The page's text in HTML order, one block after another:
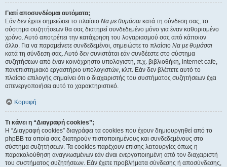
Γιατί αποσυνδέομαι αυτόματα;
Εάν δεν έχετε σημειώσει το πλαίσιο Να με θυμάσαι κατά τη σύνδεση σας, το
σύστημα συζητήσεων θα σας διατηρεί συνδεδεμένο μόνο για έναν καθορισμένο
χρόνο. Αυτό αποτρέπει την κατάχρηση του λογαριασμού σας από κάποιον
άλλο. Για να παραμείνετε συνδεδεμένοι, σημειώστε το πλαίσιο Να με θυμάσαι
κατά τη σύνδεση σας. Αυτό δεν συνιστάται εάν συνδέεστε στο σύστημα
συζητήσεων από έναν κοινόχρηστο υπολογιστή, π.χ. βιβλιοθήκη, internet cafe,
πανεπιστημιακό εργαστήριο υπολογιστών, κλπ. Εάν δεν βλέπετε αυτό το
πλαίσιο επιλογής σημαίνει ότι ο διαχειριστής του συστήματος συζητήσεων έχει
απενεργοποιήσει αυτό το χαρακτηριστικό.
Κορυφή
Τι κάνει η “Διαγραφή cookies”;
Η “Διαγραφή cookies” διαγράφει τα cookies που έχουν δημιουργηθεί από το
phpBB τα οποία σας διατηρούν πιστοποιημένους και συνδεδεμένους στο
σύστημα συζητήσεων. Τα cookies παρέχουν επίσης λειτουργίες όπως η
παρακολούθηση αναγνωσμένων εάν είναι ενεργοποιημένη από τον διαχειριστή
του συστήματος συζητήσεων. Εάν έχετε προβλήματα σύνδεσης ή αποσύνδεσης,